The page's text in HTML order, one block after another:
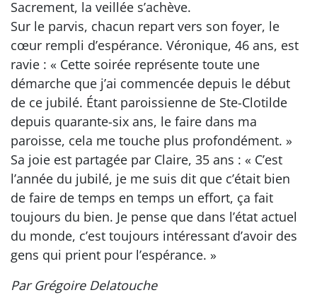
Sacrement, la veillée s’achève.
Sur le parvis, chacun repart vers son foyer, le
cœur rempli d’espérance. Véronique, 46 ans, est
ravie : « Cette soirée représente toute une
démarche que j’ai commencée depuis le début
de ce jubilé. Étant paroissienne de Ste-Clotilde
depuis quarante-six ans, le faire dans ma
paroisse, cela me touche plus profondément. »
Sa joie est partagée par Claire, 35 ans : « C’est
l’année du jubilé, je me suis dit que c’était bien
de faire de temps en temps un effort, ça fait
toujours du bien. Je pense que dans l’état actuel
du monde, c’est toujours intéressant d’avoir des
gens qui prient pour l’espérance. »
Par Grégoire Delatouche